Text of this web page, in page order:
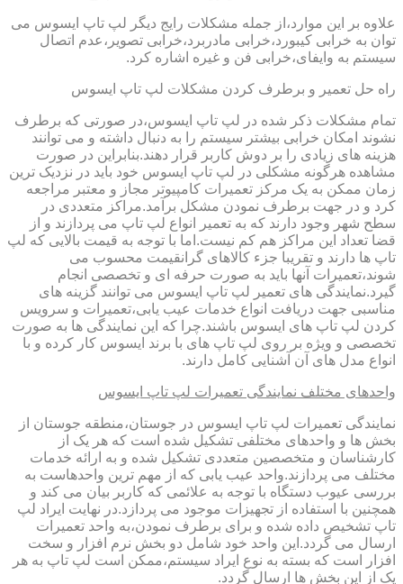
علاوه بر این موارد،از جمله مشکلات رایج دیگر لپ تاپ ایسوس می
توان به خرابی کیبورد،خرابی مادربرد،خرابی تصویر،عدم اتصال
سیستم به وایفای،خرابی فن و غیره اشاره کرد.
راه حل تعمیر و برطرف کردن مشکلات لپ تاپ ایسوس
تمام مشکلات ذکر شده در لپ تاپ ایسوس،در صورتی که برطرف
نشوند امکان خرابی بیشتر سیستم را به دنبال داشته و می توانند
هزینه های زیادی را بر دوش کاربر قرار دهند.بنابراین در صورت
مشاهده هرگونه مشکلی در لپ تاپ ایسوس خود باید در نزدیک ترین
زمان ممکن به یک مرکز تعمیرات کامپیوتر مجاز و معتبر مراجعه
کرد و در جهت برطرف نمودن مشکل برآمد.مراکز متعددی در
سطح شهر وجود دارند که به تعمیر انواع لپ تاپ می پردازند و از
قضا تعداد این مراکز هم کم نیست.اما با توجه به قیمت بالایی که لپ
تاپ ها دارند و تقریبا جزء کالاهای گرانقیمت محسوب می
شوند،تعمیرات آنها باید به صورت حرفه ای و تخصصی انجام
گیرد.نمایندگی های تعمیر لپ تاپ ایسوس می توانند گزینه های
مناسبی جهت دریافت انواع خدمات عیب یابی،تعمیرات و سرویس
کردن لپ تاپ های ایسوس باشند.چرا که این نمایندگی ها به صورت
تخصصی و ویژه بر روی لپ تاپ های با برند ایسوس کار کرده و با
انواع مدل های آن آشنایی کامل دارند.
واحدهای مختلف نمایندگی تعمیرات لپ تاپ ایسوس
نمایندگی تعمیرات لپ تاپ ایسوس در جوستان،منطقه جوستان از
بخش ها و واحدهای مختلفی تشکیل شده است که هر یک از
کارشناسان و متخصصین متعددی تشکیل شده و به ارائه خدمات
مختلف می پردازند.واحد عیب یابی که از مهم ترین واحدهاست به
بررسی عیوب دستگاه با توجه به علائمی که کاربر بیان می کند و
همچنین با استفاده از تجهیزات موجود می پردازد.در نهایت ایراد لپ
تاپ تشخیص داده شده و برای برطرف نمودن،به واحد تعمیرات
ارسال می گردد.این واحد خود شامل دو بخش نرم افزار و سخت
افزار است که بسته به نوع ایراد سیستم،ممکن است لپ تاپ به هر
یک از این بخش ها ارسال گردد.